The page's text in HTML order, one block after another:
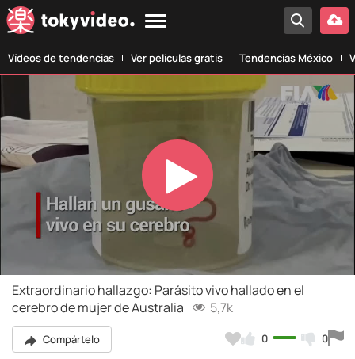
Vídeos de tendencias Ver películas gratis Tendencias México
Play
Video
Extraordinario hallazgo: Parásito vivo hallado en el
cerebro de mujer de Australia
5,7k
Compártelo 0 0